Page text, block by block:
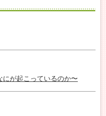
が起こっているのか〜